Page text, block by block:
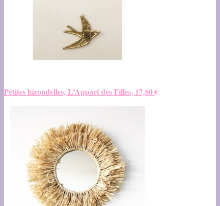
Petites hirondelles, L’Appart des Filles, 17,60€